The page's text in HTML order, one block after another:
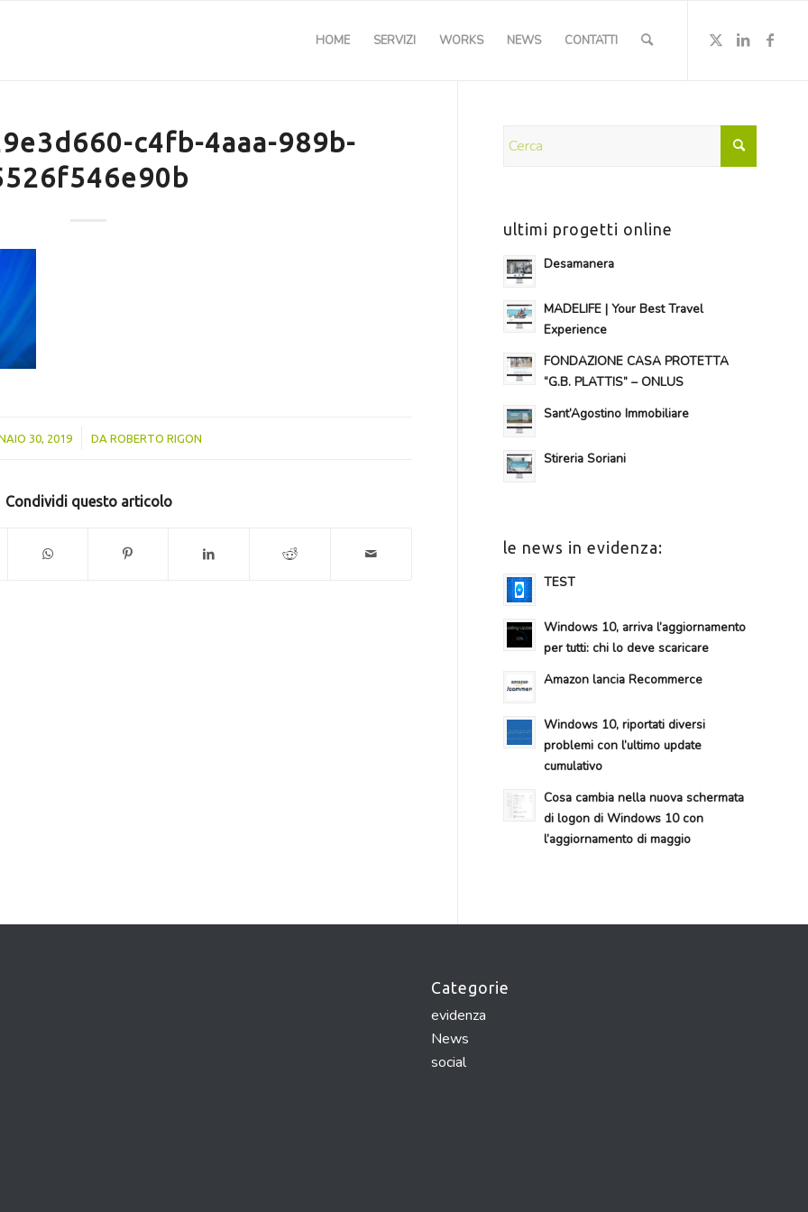
HOME SERVIZI WORKS NEWS CONTATTI
c4fb-4aaa-989b-
30, 2019
/ DA ROBERTO RIGON
Condividi questo articolo
ultimi progetti online
Desamanera
MADELIFE | Your Best Travel
Experience
FONDAZIONE CASA PROTETTA
“G.B. PLATTIS” – ONLUS
Sant’Agostino Immobiliare
Stireria Soriani
le news in evidenza:
TEST
Windows 10, arriva l’aggiornamento
per tutti: chi lo deve scaricare
Amazon lancia Recommerce
Windows 10, riportati diversi
problemi con l’ultimo update
cumulativo
Cosa cambia nella nuova schermata
di logon di Windows 10 con
l’aggiornamento di maggio
Categorie
evidenza
News
social